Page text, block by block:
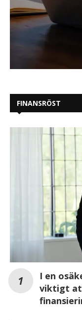
FINANSRÖST
I en
viktigt